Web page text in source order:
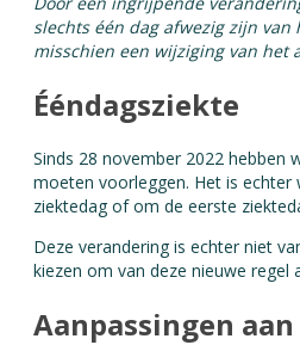
slechts één dag afwezig zijn van
misschien een wijziging van het
Ééndagsziekte
Sinds 28 november 2022 hebben
moeten voorleggen. Het is
ziektedag of om de eerste
Deze verandering is echter niet
kiezen om van deze nieuwe
Aanpassingen